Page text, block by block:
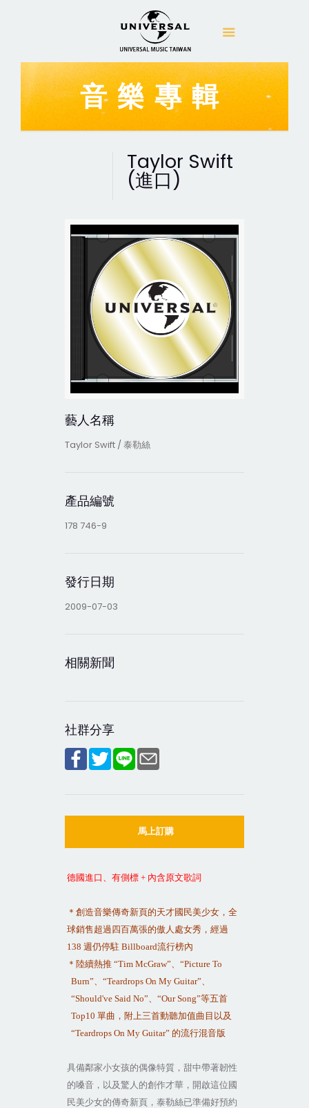
音樂專輯
Taylor Swift
(進口)
藝人名稱
Taylor Swift / 泰勒絲
產品編號
178 746-9
發行日期
2009-07-03
相關新聞
社群分享
馬上訂購
德國進口、有側標+ 內含原文歌詞
＊創造音樂傳奇新頁的天才國民美少女，全
球銷售超過四百萬張的傲人處女秀，經過
138 週仍停駐 Billboard流行榜內
＊陸續熱推 “Tim McGraw”、 “Picture To
Burn”、“Teardrops On My Guitar”、
“Should've Said No”、“Our Song”等五首
Top10單曲，附上三首動聽加值曲目以及
“Teardrops On My Guitar” 的流行混音版
具備鄰家小女孩的偶像特質，甜中帶著韌性
的嗓音，以及驚人的創作才華，開啟這位國
民美少女的傳奇新頁，泰勒絲已準備好預約